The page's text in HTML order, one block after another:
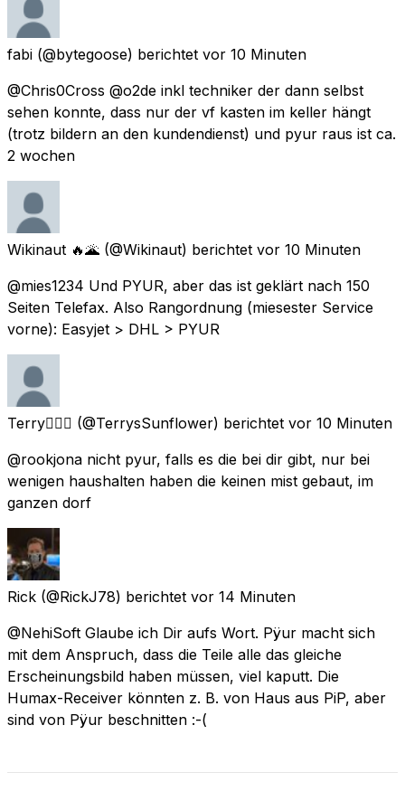
fabi (@bytegoose) berichtet vor 10 Minuten
@Chris0Cross @o2de inkl techniker der dann selbst
sehen konnte, dass nur der vf kasten im keller hängt
(trotz bildern an den kundendienst) und pyur raus ist ca.
2 wochen
Wikinaut 🔥🌋 (@Wikinaut) berichtet vor 10 Minuten
@mies1234 Und PYUR, aber das ist geklärt nach 150
Seiten Telefax. Also Rangordnung (miesester Service
vorne): Easyjet > DHL > PYUR
Terry🏳️‍🌈✨ (@TerrysSunflower) berichtet vor 10 Minuten
@rookjona nicht pyur, falls es die bei dir gibt, nur bei
wenigen haushalten haben die keinen mist gebaut, im
ganzen dorf
Rick (@RickJ78) berichtet vor 14 Minuten
@NehiSoft Glaube ich Dir aufs Wort. Pÿur macht sich
mit dem Anspruch, dass die Teile alle das gleiche
Erscheinungsbild haben müssen, viel kaputt. Die
Humax-Receiver könnten z. B. von Haus aus PiP, aber
sind von Pÿur beschnitten :-(